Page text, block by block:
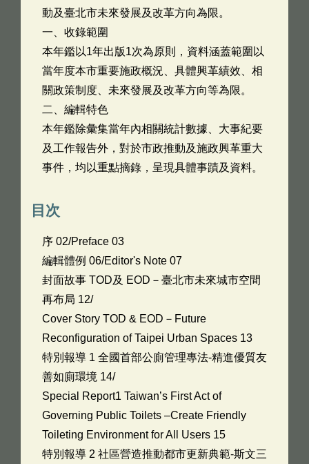
動及臺北市未來發展及改⾰⽅向為限。
⼀、收錄範圍
本年鑑以1年出版1次為原則，資料涵蓋範圍以
當年度本市重要施政概況、具體興⾰績效、相
關政策制度、未來發展及改⾰⽅向等為限。
⼆、編輯特⾊
本年鑑除彙集當年內相關統計數據、⼤事紀要
及⼯作報告外，對於市政推動及施政興⾰重⼤
事件，均以重點摘錄，呈現具體事蹟及資料。
目次
序 02/Preface 03
編輯體例 06/Editor's Note 07
封面故事 TOD及 EOD－臺北市未來城市空間
再布局 12/
Cover Story TOD & EOD－Future
Reconfiguration of Taipei Urban Spaces 13
特別報導 1 全國首部公廁管理專法-精進優質友
善如廁環境 14/
Special Report1 Taiwan’s First Act of
Governing Public Toilets –Create Friendly
Toileting Environment for All Users 15
特別報導 2 社區營造推動都市更新典範-斯文三